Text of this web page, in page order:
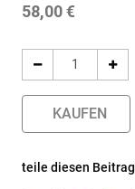
58,00€
KAUFEN
teile diesen Beitrag